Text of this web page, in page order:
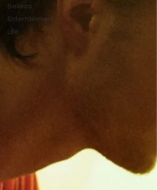
Belleza
Entertainment
Life